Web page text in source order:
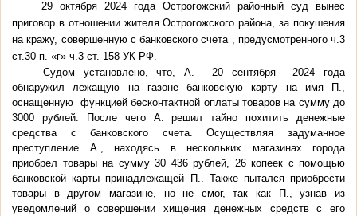
29 октября 2024 года Острогожский районный суд вынес
приговор в отношении жителя Острогожского района, за покушения
на кражу, совершенную с банковского счета , предусмотренного ч.3
ст.30 п. «г» ч.3 ст. 158 УК РФ.
Судом установлено, что, А. 20 сентября 2024 года
обнаружил лежащую на газоне банковскую карту на имя П.,
оснащенную функцией бесконтактной оплаты товаров на сумму до
3000 рублей. После чего А. решил тайно похитить денежные
средства с банковского счета. Осуществляя задуманное
преступление А., находясь в нескольких магазинах города
приобрел товары на сумму 30 436 рублей, 26 копеек с помощью
банковской карты принадлежащей П.. Также пытался приобрести
товары в другом магазине, но не смог, так как П., узнав из
уведомлений о совершении хищения денежных средств с его